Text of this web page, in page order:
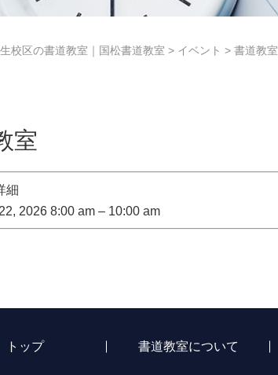
校区の書道教室｜国松書道教室 > イベント > 書道教室
室
細
2026 8:00 am – 10:00 am
トップ 書道教室について